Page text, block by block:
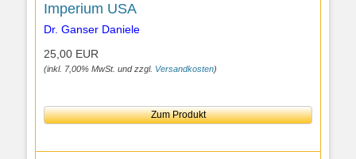
Imperium USA
Dr. Ganser Daniele
25,00 EUR
(inkl. 7,00% MwSt. und zzgl. Versandkosten)
Zum Produkt